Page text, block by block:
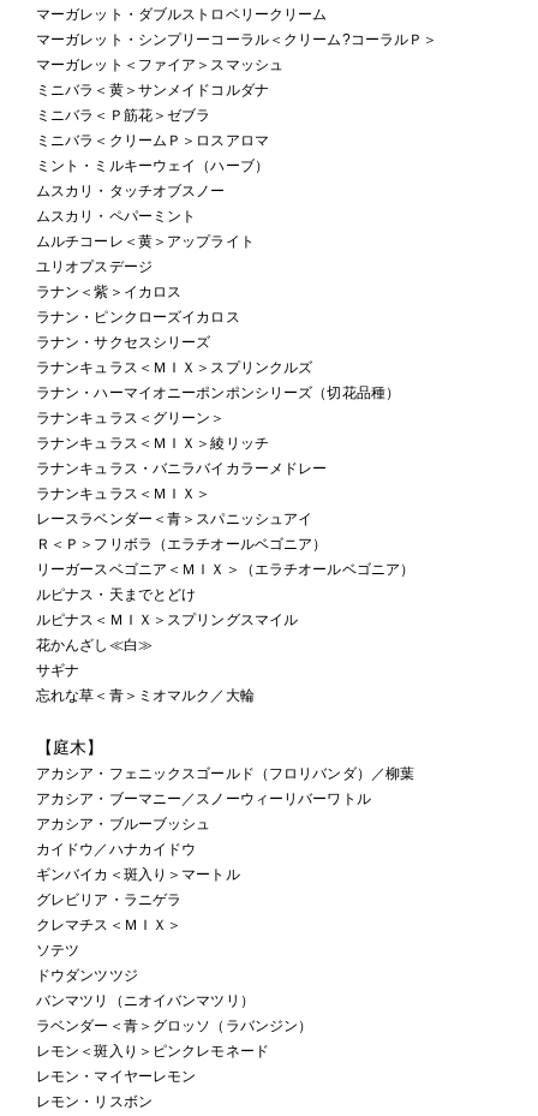
マーガレット・ダブルストロベリークリーム
マーガレット・シンプリーコーラル＜クリーム?コーラルＰ＞
マーガレット＜ファイア＞スマッシュ
ミニバラ＜黄＞サンメイドコルダナ
ミニバラ＜Ｐ筋花＞ゼブラ
ミニバラ＜クリームＰ＞ロスアロマ
ミント・ミルキーウェイ（ハーブ）
ムスカリ・タッチオブスノー
ムスカリ・ペパーミント
ムルチコーレ＜黄＞アップライト
ユリオプスデージ
ラナン＜紫＞イカロス
ラナン・ピンクローズイカロス
ラナン・サクセスシリーズ
ラナンキュラス＜ＭＩＸ＞スプリンクルズ
ラナン・ハーマイオニーポンポンシリーズ（切花品種）
ラナンキュラス＜グリーン＞
ラナンキュラス＜ＭＩＸ＞綾リッチ
ラナンキュラス・バニラバイカラーメドレー
ラナンキュラス＜ＭＩＸ＞
レースラベンダー＜青＞スパニッシュアイ
Ｒ＜Ｐ＞フリボラ（エラチオールベゴニア）
リーガースベゴニア＜ＭＩＸ＞（エラチオールベゴニア）
ルピナス・天までとどけ
ルピナス＜ＭＩＸ＞スプリングスマイル
花かんざし≪白≫
サギナ
忘れな草＜青＞ミオマルク／大輪
【庭木】
アカシア・フェニックスゴールド（フロリバンダ）／柳葉
アカシア・ブーマニー／スノーウィーリバーワトル
アカシア・ブルーブッシュ
カイドウ／ハナカイドウ
ギンバイカ＜斑入り＞マートル
グレビリア・ラニゲラ
クレマチス＜ＭＩＸ＞
ソテツ
ドウダンツツジ
バンマツリ（ニオイバンマツリ）
ラベンダー＜青＞グロッソ（ラバンジン）
レモン＜斑入り＞ピンクレモネード
レモン・マイヤーレモン
レモン・リスボン